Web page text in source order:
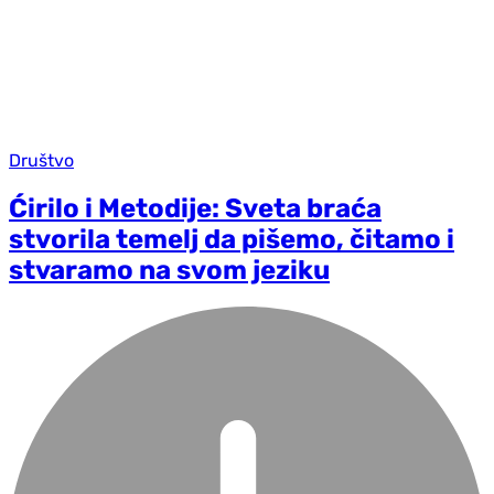
Društvo
Ćirilo i Metodije: Sveta braća
stvorila temelj da pišemo, čitamo i
stvaramo na svom jeziku